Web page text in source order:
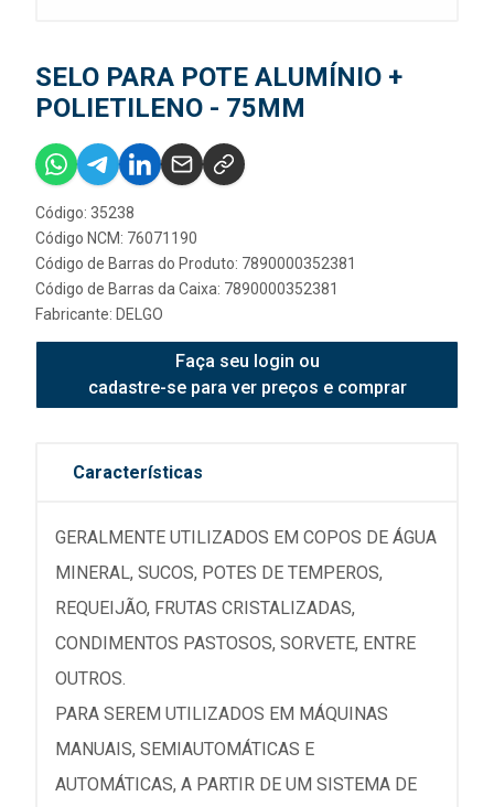
SELO PARA POTE ALUMÍNIO +
POLIETILENO - 75MM
Código: 35238
Código NCM: 76071190
Código de Barras do Produto: 7890000352381
Código de Barras da Caixa: 7890000352381
Fabricante: DELGO
Faça seu login ou
cadastre-se para ver preços e comprar
Características
GERALMENTE UTILIZADOS EM COPOS DE ÁGUA
MINERAL, SUCOS, POTES DE TEMPEROS,
REQUEIJÃO, FRUTAS CRISTALIZADAS,
CONDIMENTOS PASTOSOS, SORVETE, ENTRE
OUTROS.
PARA SEREM UTILIZADOS EM MÁQUINAS
MANUAIS, SEMIAUTOMÁTICAS E
AUTOMÁTICAS, A PARTIR DE UM SISTEMA DE